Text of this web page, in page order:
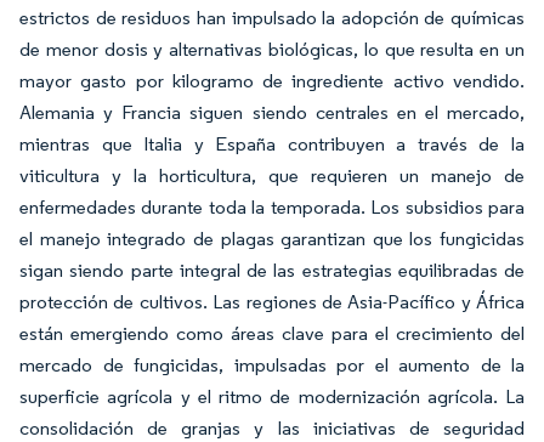
estrictos de residuos han impulsado la adopción de químicas
de menor dosis y alternativas biológicas, lo que resulta en un
mayor gasto por kilogramo de ingrediente activo vendido.
Alemania y Francia siguen siendo centrales en el mercado,
mientras que Italia y España contribuyen a través de la
viticultura y la horticultura, que requieren un manejo de
enfermedades durante toda la temporada. Los subsidios para
el manejo integrado de plagas garantizan que los fungicidas
sigan siendo parte integral de las estrategias equilibradas de
protección de cultivos. Las regiones de Asia-Pacífico y África
están emergiendo como áreas clave para el crecimiento del
mercado de fungicidas, impulsadas por el aumento de la
superficie agrícola y el ritmo de modernización agrícola. La
consolidación de granjas y las iniciativas de seguridad